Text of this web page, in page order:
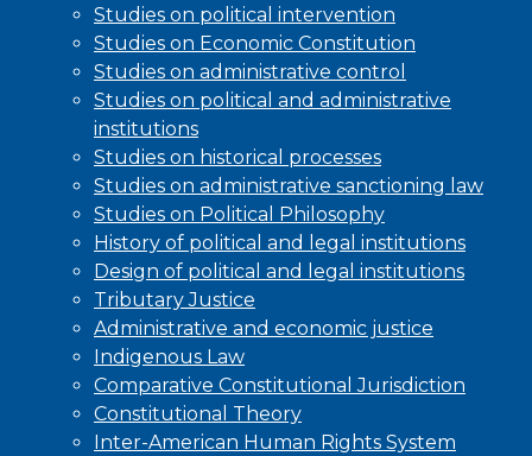
Studies on political intervention
Studies on Economic Constitution
Studies on administrative control
Studies on political and administrative
institutions
Studies on historical processes
Studies on administrative sanctioning law
Studies on Political Philosophy
History of political and legal institutions
Design of political and legal institutions
Tributary Justice
Administrative and economic justice
Indigenous Law
Comparative Constitutional Jurisdiction
Constitutional Theory
Inter-American Human Rights System